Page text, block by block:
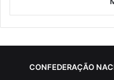
CONFEDERAÇÃO